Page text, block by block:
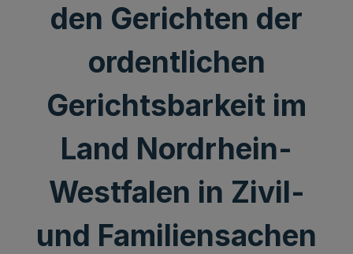
den Gerichten der
ordentlichen
Gerichtsbarkeit im
Land Nordrhein-
Westfalen in Zivil-
und Familiensachen